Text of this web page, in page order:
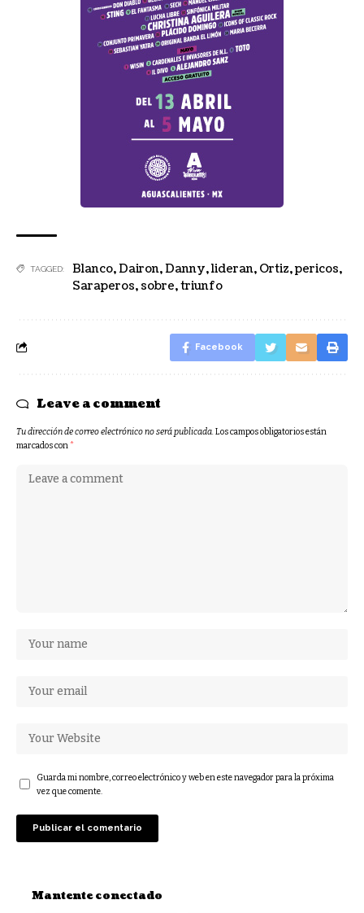
TAGGED: Blanco,Dairon,Danny,lideran, Ortiz,pericos,
Saraperos, sobre,triunfo
Facebook
Leave a comment
Tu dirección de correo electrónico no será publicada.Los campos obligatorios están
marcados con*
Guarda mi nombre, correo electrónico y web en este navegador para la próxima
vez que comente.
Mantente conectado